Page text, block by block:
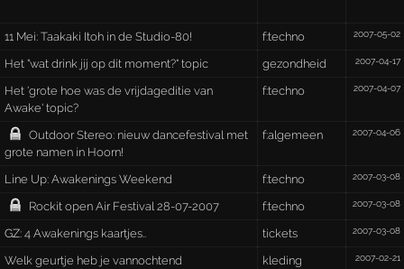
11 Mei: Taakaki Itoh in de Studio-80! f:techno 2007-05-02
Het "wat drink jij op dit moment?" topic gezondheid 2007-04-17
Het 'grote hoe was de vrijdageditie van
Awake' topic?
f:techno 2007-04-07
Outdoor Stereo: nieuw dancefestival met
grote namen in Hoorn!
f:algemeen 2007-04-06
Line Up: Awakenings Weekend f:techno 2007-03-08
Rockit open Air Festival 28-07-2007 f:techno 2007-03-08
GZ:4 Awakenings kaartjes.. tickets 2007-03-08
Welk geurtje heb je vannochtend
kleding 2007-02-21